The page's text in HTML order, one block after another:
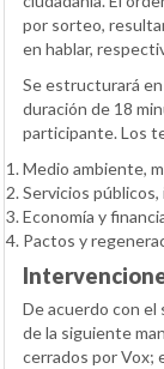
por sorteo,
en hablar,
Se estructurará
duración de 18
participante. Los
Medio ambiente,
Servicios
Economía y
Pactos y
De acuerdo con el
de la siguiente
cerrados por Vox;